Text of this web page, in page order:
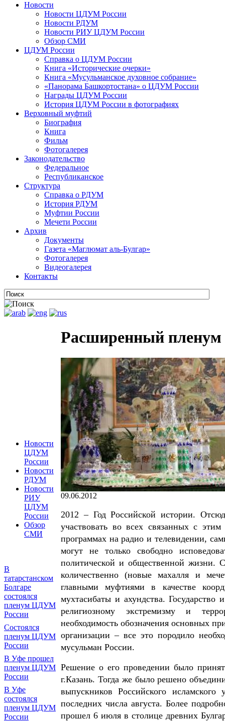
Новости
Новости ЦДУМ России
Новости РДУМ
Новости РИУ ЦДУМ России
Обзор СМИ
ЦДУМ России
Справка о ЦДУМ России
Книга «Исторические очерки»
Книга «Мусульманское духовное собрание»
«Панорама Башкортостана» о ЦДУМ России
Награды ЦДУМ России
История ЦДУМ России в фотографиях
Верховный муфтий
Биография
Книга
Фильм
Фотогалерея
Законодательство
Федеральное
Республиканское
Структура
Справка о РДУМ
История РДУМ
Муфтии России
Мечети России
Архив
Документы
Газета «Маглюмат аль-Булгар»
Фотогалерея
Видеогалерея
Контакты
Новости
ЦДУМ
России
Новости
РДУМ
Новости
РИУ
ЦДУМ
России
Обзор
СМИ
В
татарстанском
Болгаре
состоялся
пленум ЦДУМ
России
Состоялся
пленум ЦДУМ
России
В Уфе прошел
пленум ЦДУМ
России
В Уфе
состоялся
пленум ЦДУМ
России
Расширенный
09.06.2012
2012 – Год Российской истории.
участвовать во всех связанных с
программах на радио и телевидении,
могут не только свободно
политической и общественной жизни.
количественно (новые махалля и
главными муфтиями в качестве
мухтасибаты и ахундства. Государство
религиозному экстремизму и
необходимость обозначения основных
организации – все это породило
мусульман России.
Решение о его проведении было
г.Казань. Тогда же было решено
выпускников Российского
последних числа августа. Более
прошел 6 июля в столице древних